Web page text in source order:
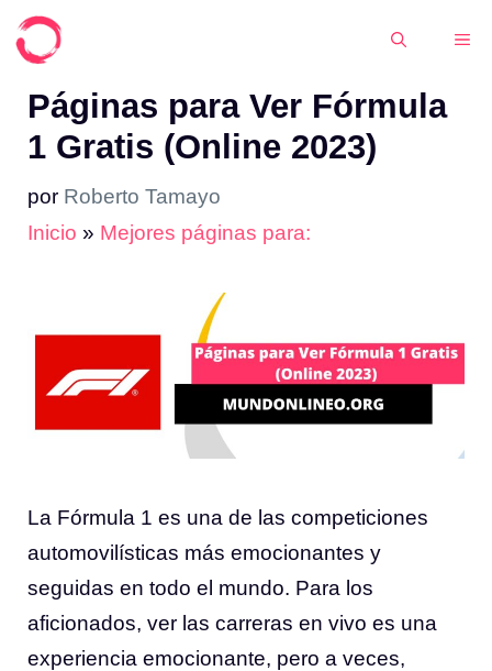
Saltar
contenido
Páginas para Ver Fórmula
1 Gratis (Online 2023)
por Roberto Tamayo
Inicio » Mejores páginas para:
La Fórmula 1 es una de las competiciones
automovilísticas más emocionantes y
seguidas en todo el mundo. Para los
aficionados, ver las carreras en vivo es una
experiencia emocionante, pero a veces,